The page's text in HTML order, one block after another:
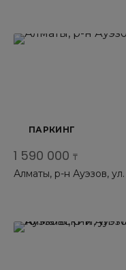
ПАРКИНГ
1 590 000 ₸
Алматы, р-н Ауэзов,